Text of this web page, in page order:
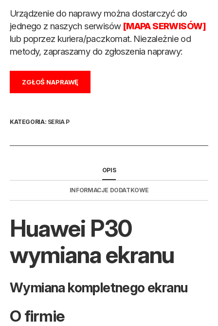
Urządzenie do naprawy można dostarczyć do
jednego z naszych serwisów [MAPA SERWISÓW]
lub poprzez kuriera/paczkomat. Niezależnie od
metody, zapraszamy do zgłoszenia naprawy:
ZGŁOŚ NAPRAWĘ
KATEGORIA: SERIA P
OPIS
INFORMACJE DODATKOWE
Huawei P30
wymiana ekranu
Wymiana kompletnego ekranu
O firmie